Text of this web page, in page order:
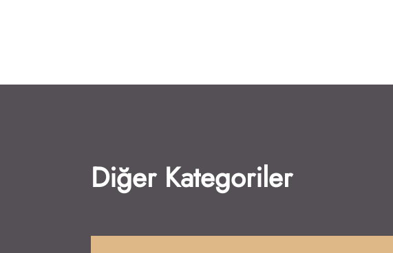
Diğer Kategoriler